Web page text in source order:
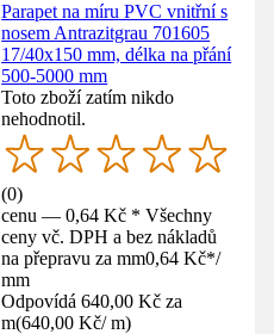
Parapet na míru PVC vnitřní s
nosem Antrazitgrau 701605
17/40x150 mm, délka na přání
500-5000 mm
Toto zboží zatím nikdo
nehodnotil.
(0)
cenu — 0,64 Kč * Všechny
ceny vč. DPH a bez nákladů
na přepravu za mm0,64 Kč*/
mm
Odpovídá 640,00 Kč za
m(640,00 Kč/ m)